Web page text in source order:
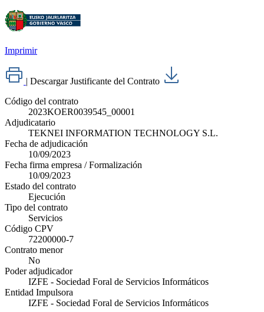
Imprimir
| Descargar Justificante del Contrato
Código del contrato
2023KOER0039545_00001
Adjudicatario
TEKNEI INFORMATION TECHNOLOGY S.L.
Fecha de adjudicación
10/09/2023
Fecha firma empresa / Formalización
10/09/2023
Estado del contrato
Ejecución
Tipo del contrato
Servicios
Código CPV
72200000-7
Contrato menor
No
Poder adjudicador
IZFE - Sociedad Foral de Servicios Informáticos
Entidad Impulsora
IZFE - Sociedad Foral de Servicios Informáticos